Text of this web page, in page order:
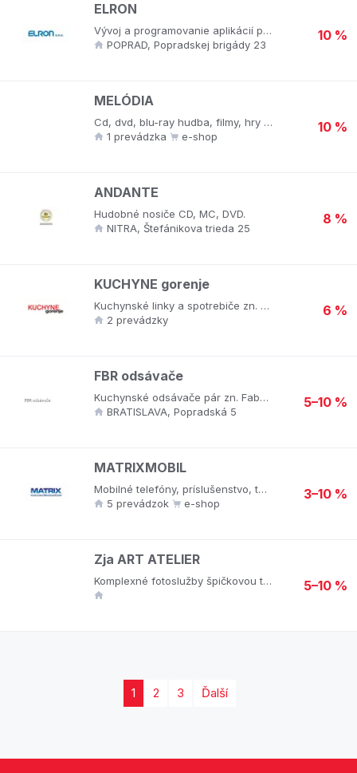
ELRON
Vývoj a programovanie aplikácií pre PLC, vizualizácia technologických procesov, komplexné inžinierske služby v oblasti priemyselnej automatizácie.
POPRAD, Popradskej brigády 23
10 %
MELÓDIA
Cd, dvd, blu-ray hudba, filmy, hry na playstation.
1 prevádzka
e-shop
10 %
ANDANTE
Hudobné nosiče CD, MC, DVD.
NITRA, Štefánikova trieda 25
8 %
KUCHYNE gorenje
Kuchynské linky a spotrebiče zn. GORENJE.
2 prevádzky
6 %
FBR odsávače
Kuchynské odsávače pár zn. Faber, Elika a Kluge.
BRATISLAVA, Popradská 5
5–10 %
MATRIXMOBIL
Mobilné telefóny, príslušenstvo, tablety, NTB, príslušenstvo k PC, servis.
5 prevádzok
e-shop
3–10 %
Zja ART ATELIER
Komplexné fotoslužby špičkovou technológiou Hasselblad a Canon, možnosť mobilného využitia v teréne, stylingové a vizážistické služby, postprodukcia fotografií. 5–10 %
1 2 3 Ďalší